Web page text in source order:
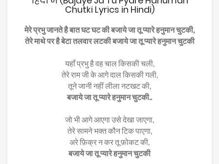
Chutki Lyrics in Hindi)
मेरे प्रभु जानते है बात घट घट की बजाये जा तू प्यारे हनुमान चुटकी,
तेरे माथे पर है बेटा तलवार लटकी बजाये जा तू प्यारे हनुमान चुटकी
यहाँ प्रभु है वह चाल किसकी चली,
तेरे राम जी के आगे दाल किसकी गली,
तूने जानी नहीं लीला नटखट की,
बजाये जा तू प्यारे हनुमान चुटकी..
जो भी आगे आएगा उसे देखा जाएगा,
तेरे सामने भक्त कौन टिक पाएगा,
अरे फ़िक्र न कर तू फ़ोकट की,
बजाये जा तू प्यारे हनुमान चुटकी